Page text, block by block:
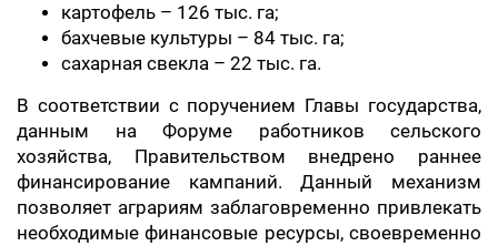
картофель – 126 тыс. га;
бахчевые культуры – 84 тыс. га;
сахарная свекла – 22 тыс. га.
В соответствии с поручением Главы государства,
данным на Форуме работников сельского
хозяйства, Правительством внедрено раннее
финансирование кампаний. Данный механизм
позволяет аграриям заблаговременно привлекать
необходимые финансовые ресурсы, своевременно